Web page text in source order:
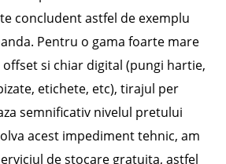
concludent astfel de exemplu
Pentru o gama foarte mare
si chiar digital (pungi hartie,
etichete, etc), tirajul per
semnificativ nivelul pretului
acest impediment tehnic, am
de stocare gratuita, astfel